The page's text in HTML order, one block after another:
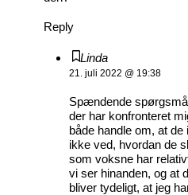
Reply
Linda
21. juli 2022 @ 19:38
Spændende
der har konfronteret
både handle om, at
ikke ved, hvordan de
som voksne har
vi ser hinanden, og at
bliver tydeligt, at jeg